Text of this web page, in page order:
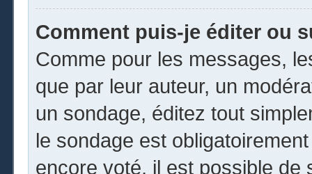
Comment puis-je éditer ou
Comme pour les messages,
que par leur auteur, un
un sondage, éditez tout
le sondage est
encore voté, il est possible de